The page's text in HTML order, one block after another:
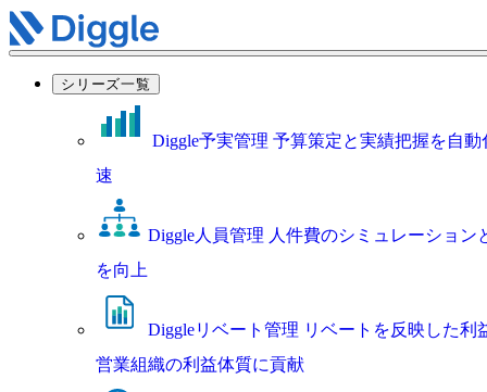
シリーズ一覧
Diggle予実管理 予算策定と実績把握を自
速
Diggle人員管理 人件費のシミュレーション
を向上
Diggleリベート管理 リベートを反映した利
営業組織の利益体質に貢献